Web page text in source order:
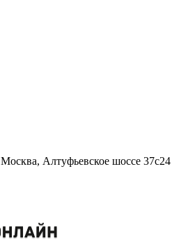
Москва, Алтуфьевское шоссе 37с24